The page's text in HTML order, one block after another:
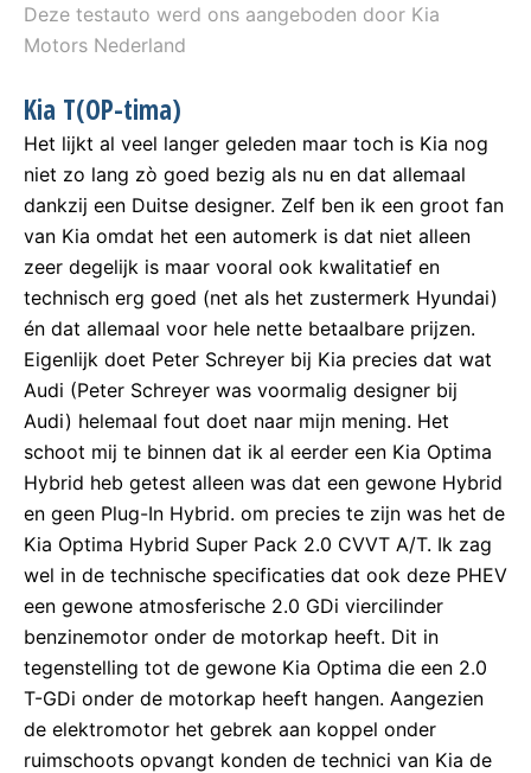
Deze testauto werd ons aangeboden door Kia
Motors Nederland
Kia T(OP-tima)
Het lijkt al veel langer geleden maar toch is Kia nog
niet zo lang zò goed bezig als nu en dat allemaal
dankzij een Duitse designer. Zelf ben ik een groot fan
van Kia omdat het een automerk is dat niet alleen
zeer degelijk is maar vooral ook kwalitatief en
technisch erg goed (net als het zustermerk Hyundai)
én dat allemaal voor hele nette betaalbare prijzen.
Eigenlijk doet Peter Schreyer bij Kia precies dat wat
Audi (Peter Schreyer was voormalig designer bij
Audi) helemaal fout doet naar mijn mening. Het
schoot mij te binnen dat ik al eerder een Kia Optima
Hybrid heb getest alleen was dat een gewone Hybrid
en geen Plug-In Hybrid. om precies te zijn was het de
Kia Optima Hybrid Super Pack 2.0 CVVT A/T. Ik zag
wel in de technische specificaties dat ook deze PHEV
een gewone atmosferische 2.0 GDi viercilinder
benzinemotor onder de motorkap heeft. Dit in
tegenstelling tot de gewone Kia Optima die een 2.0
T-GDi onder de motorkap heeft hangen. Aangezien
de elektromotor het gebrek aan koppel onder
ruimschoots opvangt konden de technici van Kia de